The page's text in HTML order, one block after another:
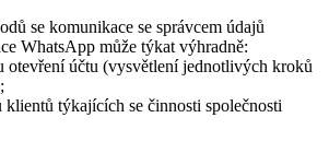
se komunikace se správcem údajů
WhatsApp může týkat výhradně:
otevření účtu (vysvětlení jednotlivých kroků
týkajících se činnosti společnosti